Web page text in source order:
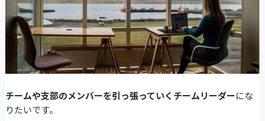
チームや支部のメンバーを引っ張っていくチームリーダーにな
りたいです。